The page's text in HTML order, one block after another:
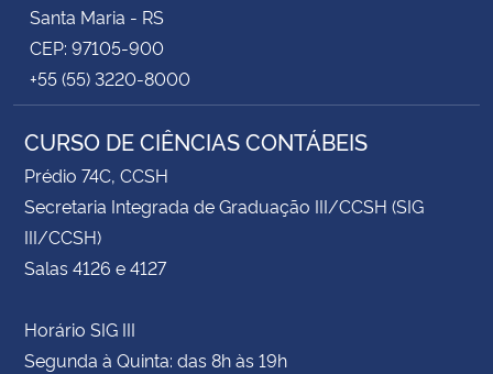
Gabinete de Segurança Institucional
Advocacia-Geral da União
Santa Maria - RS
CEP: 97105-900
+55 (55) 3220-8000
CURSO DE CIÊNCIAS CONTÁBEIS
Prédio 74C, CCSH
Secretaria Integrada de Graduação III/CCSH (SIG
III/CCSH)
Salas 4126 e 4127
Horário SIG III
Segunda à Quinta: das 8h às 19h